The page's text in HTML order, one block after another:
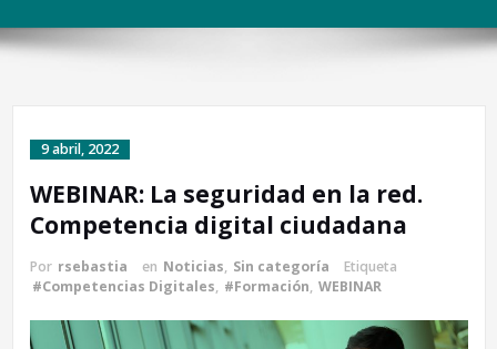
9 abril, 2022
WEBINAR: La seguridad en la red.
Competencia digital ciudadana
Por rsebastia en Noticias, Sin categoría
Etiqueta
#Competencias Digitales, #Formación, WEBINAR